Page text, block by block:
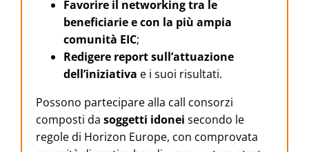
Favorire il networking tra le
beneficiariee con la più ampia
comunità EIC;
Redigere report sull’attuazione
dell’iniziativa e i suoi risultati.
Possono partecipare alla call consorzi
composti da soggetti idonei secondo le
regole di Horizon Europe, con comprovata